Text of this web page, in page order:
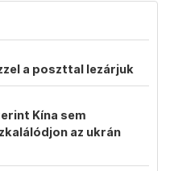
a poszttal lezárjuk
Kína sem
az ukrán